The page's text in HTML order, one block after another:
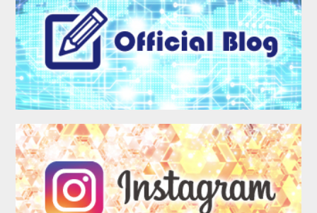
COMPANY